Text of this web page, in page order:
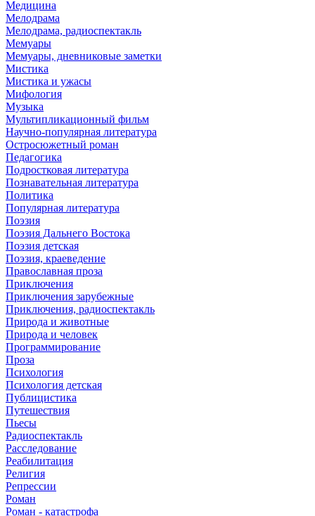
Медицина
Мелодрама
Мелодрама, радиоспектакль
Мемуары
Мемуары, дневниковые заметки
Мистика
Мистика и ужасы
Мифология
Музыка
Мультипликационный фильм
Научно-популярная литература
Остросюжетный роман
Педагогика
Подростковая литература
Познавательная литература
Политика
Популярная литература
Поэзия
Поэзия Дальнего Востока
Поэзия детская
Поэзия, краеведение
Православная проза
Приключения
Приключения зарубежные
Приключения, радиоспектакль
Природа и животные
Природа и человек
Программирование
Проза
Психология
Психология детская
Публицистика
Путешествия
Пьесы
Радиоспектакль
Расследование
Реабилитация
Религия
Репрессии
Роман
Роман - катастрофа